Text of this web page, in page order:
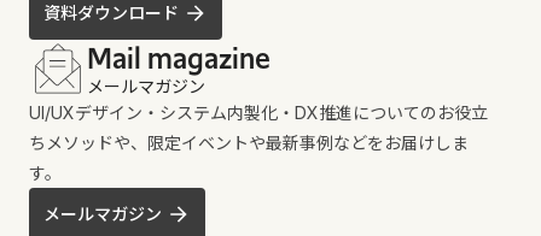
資料ダウンロード
Mail magazine
メールマガジン
UI/UXデザイン・システム内製化・DX推進についてのお役立
ちメソッドや、限定イベントや最新事例などをお届けしま
す。
メールマガジン